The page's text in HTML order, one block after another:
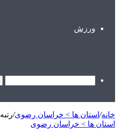
ورزش
خانه/ استان ها > خراسان رضوی/
استان ها > خراسان رضوی